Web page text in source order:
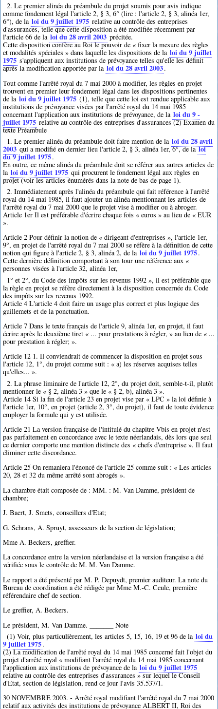
2. Le premier alinéa du préambule du projet soumis pour avis indique
comme fondement légal l'article 2, § 3, 6° (lire : l'article 2, § 3, alinéa 1er,
6°), de la loi du 9 juillet 1975 relative au contrôle des entreprises
d'assurances, telle que cette disposition a été modifiée récemment par
l'article 66 de la loi du 28 avril 2003 précitée.
Cette disposition confère au Roi le pouvoir de « fixer la mesure des règles
et modalités spéciales » dans laquelle les dispositions de la loi du 9 juillet
1975 s'appliquent aux institutions de prévoyance telles qu'elle les définit
après la modification apportée par la loi du 28 avril 2003.
Tout comme l'arrêté royal du 7 mai 2000 à modifier, les règles en projet
trouvent en premier leur fondement légal dans les dispositions pertinentes
de la loi du 9 juillet 1975 (1), telle que cette loi est rendue applicable aux
institutions de prévoyance visées par l'arrêté royal du 14 mai 1985
concernant l'application aux institutions de prévoyance, de la loi du 9 -
juillet 1975 relative au contrôle des entreprises d'assurances (2) Examen du
texte Préambule
1. Le premier alinéa du préambule doit faire mention de la loi du 28 avril
2003 qui a modifié en dernier lieu l'article 2, § 3, alinéa 1er, 6°, de laloi
du 9 juillet 1975.
En outre, ce même alinéa du préambule doit se référer aux autres articles de
la loi du 9 juillet 1975 qui procurent le fondement légal aux règles en
projet (voir les articles énumérés dans la note de bas de page 1).
2. Immédiatement après l'alinéa du préambule qui fait référence à l'arrêté
royal du 14 mai 1985, il faut ajouter un alinéa mentionnant les articles de
l'arrêté royal du 7 mai 2000 que le projet vise à modifier ou à abroger.
Article 1er Il est préférable d'écrire chaque fois « euros » au lieu de « EUR
».
Article 2 Pour définir la notion de « dirigeant d'entreprises », l'article 1er,
9°, en projet de l'arrêté royal du 7 mai 2000 se réfère à la définition de cette
notion qui figure à l'article 2, § 3, alinéa 2, de la loi du 9 juillet 1975.
Cette dernière définition comportant à son tour une référence aux «
personnes visées à l'article 32, alinéa 1er,
1° et 2°, du Code des impôts sur les revenus 1992 », il est préférable que
la règle en projet se réfère directement à la disposition concernée du Code
des impôts sur les revenus 1992.
Article 4 L'article 4 doit faire un usage plus correct et plus logique des
guillemets et de la ponctuation.
Article 7 Dans le texte français de l'article 9, alinéa 1er, en projet, il faut
écrire après le deuxième tiret « ... pour prestations à régler, » au lieu de « ...
pour prestation à régler; ».
Article 12 1. Il conviendrait de commencer la disposition en projet sous
l'article 12, 1°, du projet comme suit : « a) les réserves acquises telles
qu'elles... ».
2. La phrase liminaire de l'article 12, 2°, du projet doit, semble-t-il, plutôt
mentionner le « § 2, alinéa 3 » que le « § 2, b), alinéa 3 ».
Article 14 Si la fin de l'article 23 en projet vise par « LPC » la loi définie à
l'article 1er, 10°, en projet (article 2, 3°, du projet), il faut de toute évidence
employer la formule qui y est utilisée.
Article 21 La version française de l'intitulé du chapitre Vbis en projet n'est
pas parfaitement en concordance avec le texte néerlandais, dès lors que seul
ce dernier comporte une mention distincte des « chefs d'entreprise ». Il faut
éliminer cette discordance.
Article 25 On remaniera l'énoncé de l'article 25 comme suit : « Les articles
20, 28 et 32 du même arrêté sont abrogés ».
La chambre était composée de : MM. : M. Van Damme, président de
chambre;
J. Baert, J. Smets, conseillers d'Etat;
G. Schrans, A. Spruyt, assesseurs de la section de législation;
Mme A. Beckers, greffier.
La concordance entre la version néerlandaise et la version française a été
vérifiée sous le contrôle de M. M. Van Damme.
Le rapport a été présenté par M. P. Depuydt, premier auditeur. La note du
Bureau de coordination a été rédigée par Mme M.-C. Ceule, première
référendaire chef de section.
Le greffier, A. Beckers.
Le président, M. Van Damme. _______ Note
(1) Voir, plus particulièrement, les articles 5, 15, 16, 19 et 96 de la loi du
9 juillet 1975.
(2) La modification de l'arrêté royal du 14 mai 1985 concerné fait l'objet du
projet d'arrêté royal « modifiant l'arrêté royal du 14 mai 1985 concernant
l'application aux institutions de prévoyance de la loi du 9 juillet 1975
relative au contrôle des entreprises d'assurances » sur lequel le Conseil
d'Etat, section de législation, rend ce jour l'avis 35.537/1.
30 NOVEMBRE 2003. - Arrêté royal modifiant l'arrêté royal du 7 mai 2000
relatif aux activités des institutions de prévoyance ALBERT II, Roi des